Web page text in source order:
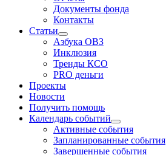
Документы фонда
Контакты
Статьи
Expand
dropdown
Азбука ОВЗ
Инклюзия
Тренды КСО
PRO деньги
Проекты
Новости
Получить помощь
Календарь событий
Expand
dropdown
Активные события
Запланированные события
Завершенные события